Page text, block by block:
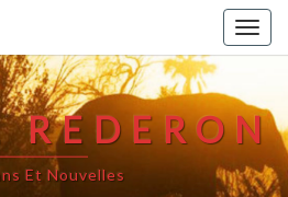
REDERON
Et Nouvelles